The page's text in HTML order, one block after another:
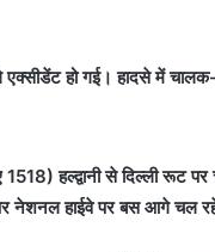
एक्सीडेंट हो गई। हादसे में
हल्द्वानी से दिल्ली रूट पर
पर नेशनल हाईवे पर बस आगे